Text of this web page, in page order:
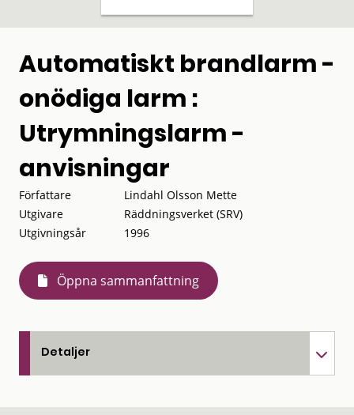
Automatiskt brandlarm -
onödiga larm :
Utrymningslarm -
anvisningar
Författare
Lindahl Olsson Mette
Utgivare
Räddningsverket (SRV)
Utgivningsår
1996
Öppna sammanfattning
Detaljer